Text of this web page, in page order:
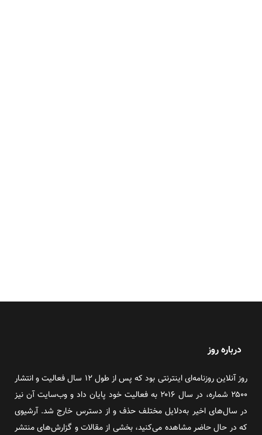
درباره روز
روز آنلاین روزنامه‌ای اینترنتی بود که پس از طول ۱۲ سال فعالیت و انتشار
۲۵۰۰ شماره، در سال ۲۰۱۶ به فعالیت خود پایان داد و وب‌سایت آن نیز
در سال‌های اخیر به‌دلایل مختلف حذف و از دسترس خارج شد. آرشیوی
که در حال حاضر مشاهده می‌کنید، بخشی از مقالات و گزارش‌های منتشر